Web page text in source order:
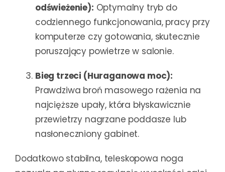
odświeżenie): Optymalny tryb do
codziennego funkcjonowania, pracy przy
komputerze czy gotowania, skutecznie
poruszający powietrze w salonie.
Bieg trzeci (Huraganowa moc):
Prawdziwa broń masowego rażenia na
najcięższe upały, która błyskawicznie
przewietrzy nagrzane poddasze lub
nasłoneczniony gabinet.
Dodatkowo stabilna, teleskopowa noga